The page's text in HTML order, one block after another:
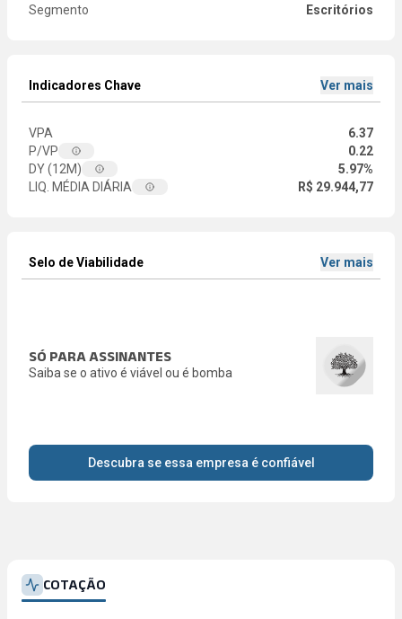
Segmento
Escritórios
Indicadores Chave Ver mais
VPA
6.37
P/VP
0.22
DY (12M)
5.97%
LIQ. MÉDIA DIÁRIA
R$ 29.944,77
Selo de Viabilidade Ver mais
SÓ PARA ASSINANTES
Saiba se o ativo é viável ou é bomba
Descubra se essa empresa é confiável
COTAÇÃO